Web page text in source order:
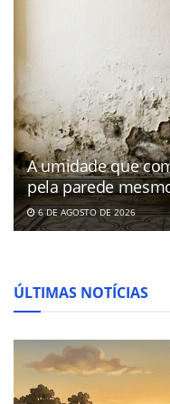
A umidade que
pela parede
6 DE AGOSTO DE 2026
ÚLTIMAS NOTÍCIAS